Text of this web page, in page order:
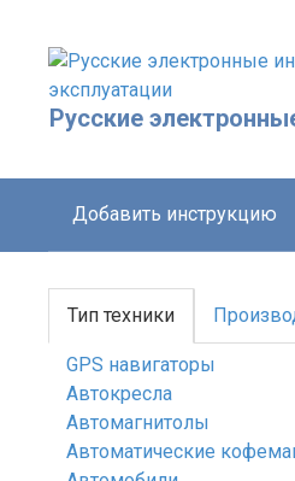
контенту
Русские
Добавить инструкцию
Тип техники
GPS навигаторы
Автокресла
Автомагнитолы
Автоматические